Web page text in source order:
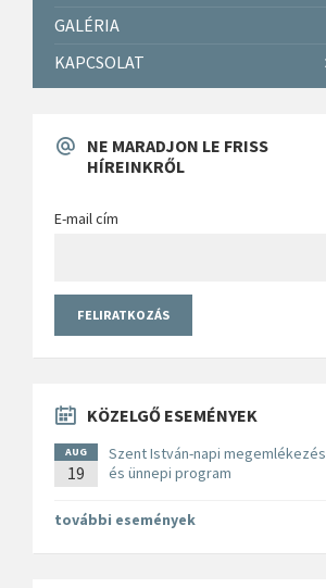
GALÉRIA
KAPCSOLAT
NE MARADJON LE FRISS
HÍREINKRŐL
E-mail cím
KÖZELGŐ ESEMÉNYEK
AUG
19
Szent István-napi megemlékezés
és ünnepi program
további események